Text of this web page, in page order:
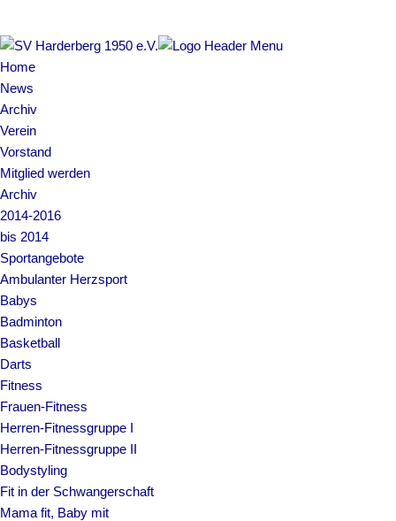
Home
News
Archiv
Verein
Vorstand
Mitglied werden
Archiv
2014-2016
bis 2014
Sportangebote
Ambulanter Herzsport
Babys
Badminton
Basketball
Darts
Fitness
Frauen-Fitness
Herren-Fitnessgruppe I
Herren-Fitnessgruppe II
Bodystyling
Fit in der Schwangerschaft
Mama fit, Baby mit